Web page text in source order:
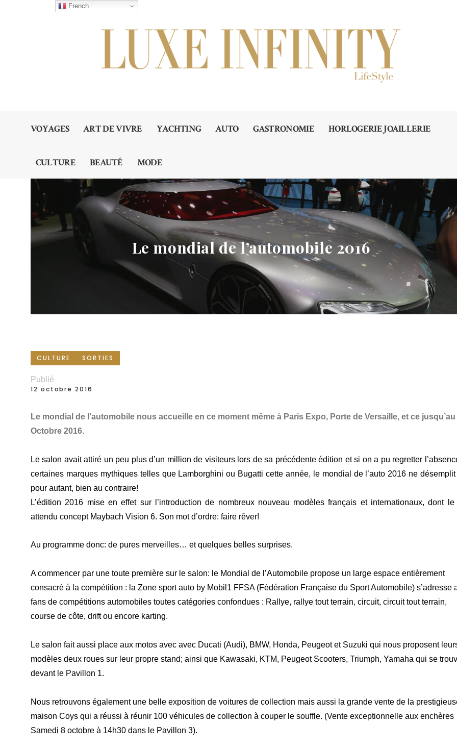
VOYAGES ART DE VIVRE YACHTING AUTO GASTRONOMIE HORLOGERIE JOAILLERIE
CULTURE BEAUTÉ MODE
Le mondial de l’automobile 2016
CULTURE SORTIES
Publié
12 octobre 2016
Le mondial de l’automobile nous accueille en ce moment même à Paris Expo, Porte de Versaille, et ce jusqu’au
Octobre 2016.
Le salon avait attiré un peu plus d’un million de visiteurs lors de sa précédente édition et si on a pu regretter
certaines marques mythiques telles que Lamborghini ou Bugatti cette année, le mondial de l’auto 2016 ne
pour autant, bien au contraire!
L’édition 2016 mise en effet sur l’introduction de nombreux nouveau modèles français et internationaux, dont le
attendu concept Maybach Vision 6. Son mot d’ordre: faire rêver!
Au programme donc: de pures merveilles… et quelques belles surprises.
A commencer par une toute première sur le salon: le Mondial de l’Automobile propose un large espace entièrement
consacré à la compétition : la Zone sport auto by Mobil1 FFSA (Fédération Française du Sport Automobile) s’adresse
fans de compétitions automobiles toutes catégories confondues : Rallye, rallye tout terrain, circuit, circuit tout terrain,
course de côte, drift ou encore karting.
Le salon fait aussi place aux motos avec avec Ducati (Audi), BMW, Honda, Peugeot et Suzuki qui nous proposent
modèles deux roues sur leur propre stand; ainsi que Kawasaki, KTM, Peugeot Scooters, Triumph, Yamaha qui se
devant le Pavillon 1.
Nous retrouvons également une belle exposition de voitures de collection mais aussi la grande vente de la
maison Coys qui a réussi à réunir 100 véhicules de collection à couper le souffle. (Vente exceptionnelle aux enchères
Samedi 8 octobre à 14h30 dans le Pavillon 3).
French